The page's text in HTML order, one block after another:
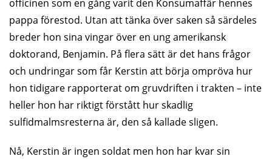
officinen som en gång varit den Konsumaffär hennes
pappa förestod. Utan att tänka över saken så särdeles
breder hon sina vingar över en ung amerikansk
doktorand, Benjamin. På flera sätt är det hans frågor
och undringar som får Kerstin att börja ompröva hur
hon tidigare rapporterat om gruvdriften i trakten – inte
heller hon har riktigt förstått hur skadlig
sulfidmalmsresterna är, den så kallade sligen.
Nå, Kerstin är ingen soldat men hon har kvar sin